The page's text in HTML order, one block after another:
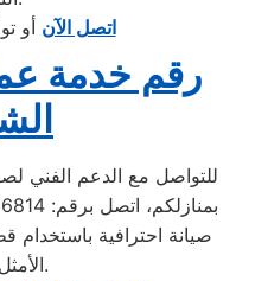
اتصل الآن أو
رقم خدمة
للتواصل مع الدعم الفني
صيانة احترافية باستخدام
الأمثل للأجهزة.